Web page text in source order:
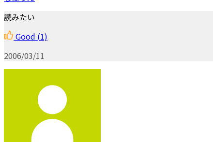
読みたい
Good (1)
2006/03/11